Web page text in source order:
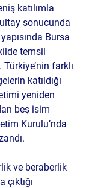
katılımla
sonucunda
Bursa
temsil
farklı
katıldığı
yeniden
beş isim
Kurulu’nda
ve beraberlik
çıktığı